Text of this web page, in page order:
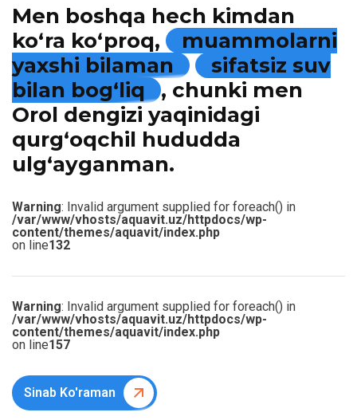
Men boshqa hech kimdan
ko‘ra ko‘proq,
muammolarni
yaxshi bilaman
sifatsiz suv
bilan bog‘liq
, chunki men
Orol dengizi yaqinidagi
qurg‘oqchil hududda
ulg‘ayganman.
Warning: Invalid argument supplied for foreach() in
/var/www/vhosts/aquavit.uz/httpdocs/wp-
content/themes/aquavit/index.php
on line132
Warning: Invalid argument supplied for foreach() in
/var/www/vhosts/aquavit.uz/httpdocs/wp-
content/themes/aquavit/index.php
on line157
Sinab Ko'raman